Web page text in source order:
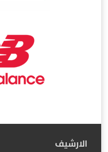
الارشيف